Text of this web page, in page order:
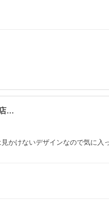
…
かけないデザインなので気に入